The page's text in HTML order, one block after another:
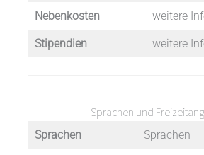
Nebenkosten weitere
Stipendien weitere
Sprachen und
Sprachen Sprachen